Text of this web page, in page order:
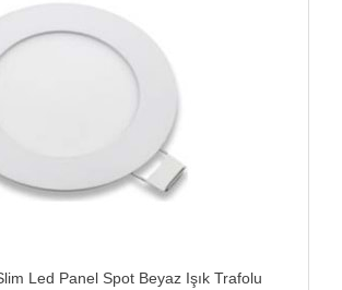
Led Panel Spot Beyaz Işık Trafolu